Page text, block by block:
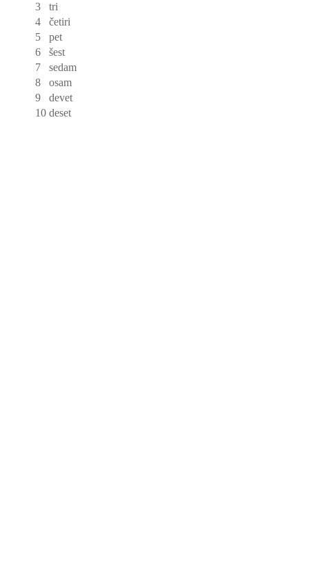
3
tri
4
četiri
5
pet
6
šest
7
sedam
8
osam
9
devet
10 deset